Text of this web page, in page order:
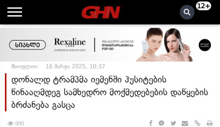
12+
მსოფლიო 16 მარტი 2025, 10:37
დონალდ ტრამპმა იემენში ჰუსიტების
წინააღმდეგ სამხედრო მოქმედებების დაწყების
ბრძანება გასცა
996